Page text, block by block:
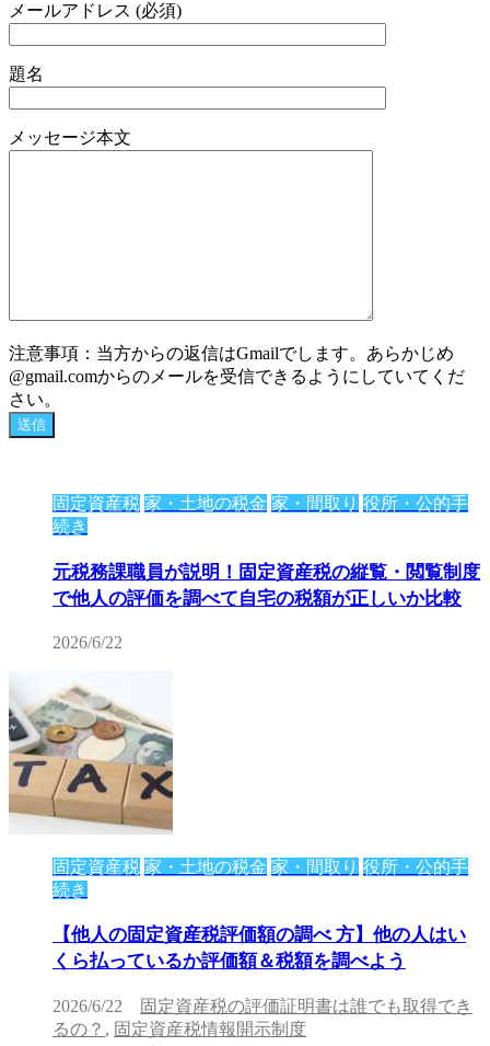
メールアドレス (必須)
題名
メッセージ本文
注意事項：当方からの返信はGmailでします。あらかじめ
@gmail.comからのメールを受信できるようにしていてくだ
さい。
固定資産税 家・土地の税金 家・間取り 役所・公的手
続き
元税務課職員が説明！固定資産税の縦覧・閲覧制度
で他人の評価を調べて自宅の税額が正しいか比較
2026/6/22
固定資産税 家・土地の税金 家・間取り 役所・公的手
続き
【他人の固定資産税評価額の調べ 方】他の人はい
くら払っているか評価額＆税額を調べよう
2026/6/22
固定資産税の評価証明書は誰でも取得でき
るの？ , 固定資産税情報開示制度